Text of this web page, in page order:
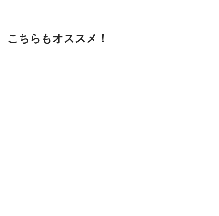
こちらもオススメ！